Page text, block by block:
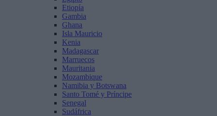
Etiopía
Gambia
Ghana
Isla Mauricio
Kenia
Madagascar
Marruecos
Mauritania
Mozambique
Namibia y Botswana
Santo Tomé y Príncipe
Senegal
Sudáfrica